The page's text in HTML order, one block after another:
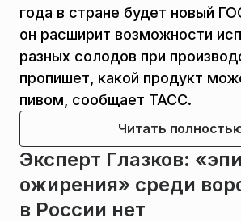
года в стране будет новый
он расширит возможности
разных солодов при
пропишет, какой продукт
пивом, сообщает ТАСС.
Читать
Эксперт Глазков:
ожирения» среди
в России нет